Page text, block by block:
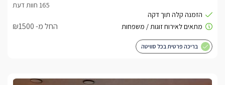
החל מ- ₪1500
בריכה פרטית בכל סוויטה